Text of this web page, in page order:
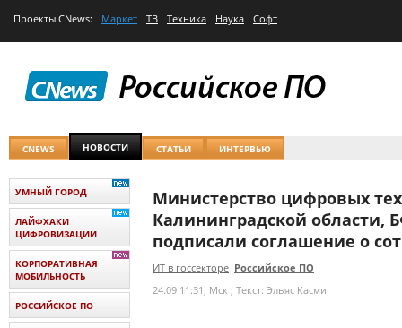
Проекты CNews: Маркет ТВ Техника Наука Софт
CNEWS НОВОСТИ СТАТЬИ ИНТЕРВЬЮ
Министерство цифровых
Калининградской области,
подписали соглашение о
ИТ в госсекторе Российское ПО
24.09 11:31, Мск , Текст: Эльяс Касми
УМНЫЙ ГОРОД
ЛАЙФХАКИ
ЦИФРОВИЗАЦИИ
КОРПОРАТИВНАЯ
МОБИЛЬНОСТЬ
РОССИЙСКОЕ ПО